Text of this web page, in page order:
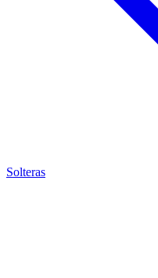
Solteras